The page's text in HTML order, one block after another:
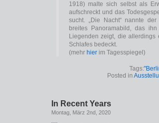
1918) malte sich selbst als
aufschreckt und das
sucht. „Die Nacht“ nannte
breites Panoramabild, das
Liegenden zeigt, die
Schlafes bedeckt.
(mehr hier im Tagesspiegel)
Tags:
Posted in
In Recent Years
Montag, März 2nd, 2020